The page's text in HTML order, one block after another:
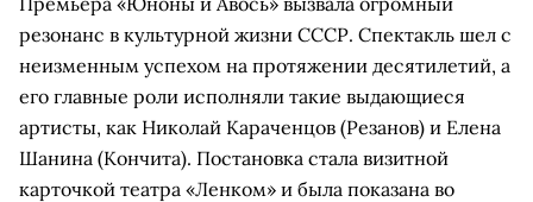
резонанс в культурной жизни СССР. Спектакль шел с
неизменным успехом на протяжении десятилетий, а
его главные роли исполняли такие выдающиеся
артисты, как Николай Караченцов (Резанов) и Елена
Шанина (Кончита). Постановка стала визитной
карточкой театра «Ленком» и была показана во